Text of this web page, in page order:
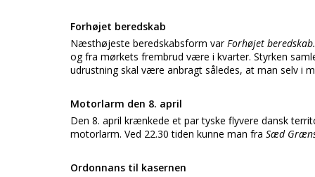
Forhøjet beredskab
Næsthøjeste beredskabsform varForhøjet
og fra mørkets frembrud være i kvarter. Styrken
udrustning skal være anbragt således, at man selv i
Motorlarm den 8. april
Den 8. april krænkede et par tyske flyvere dansk
motorlarm. Ved 22.30 tiden kunne man fra Sæd
Ordonnans til kasernen